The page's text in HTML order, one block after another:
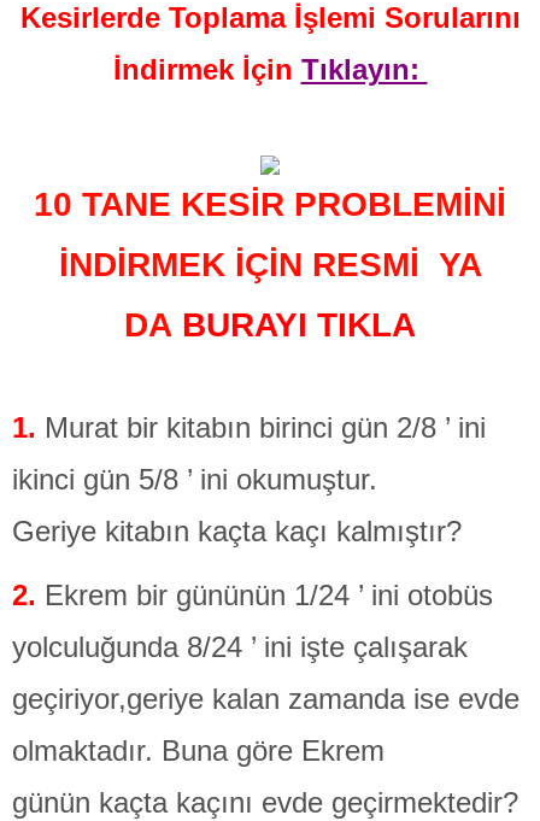
Kesirlerde Toplama İşlemi Sorularını
İndirmek İçin Tıklayın:
10 TANE KESİR PROBLEMİNİ
İNDİRMEK İÇİN RESMİ YA
DA BURAYI TIKLA
1. Murat bir kitabın birinci gün 2/8 ’ ini
ikinci gün 5/8 ’ ini okumuştur.
Geriye kitabın kaçta kaçı kalmıştır?
2. Ekrem bir gününün 1/24 ’ ini otobüs
yolculuğunda 8/24 ’ ini işte çalışarak
geçiriyor,geriye kalan zamanda ise evde
olmaktadır. Buna göre Ekrem
günün kaçta kaçını evde geçirmektedir?